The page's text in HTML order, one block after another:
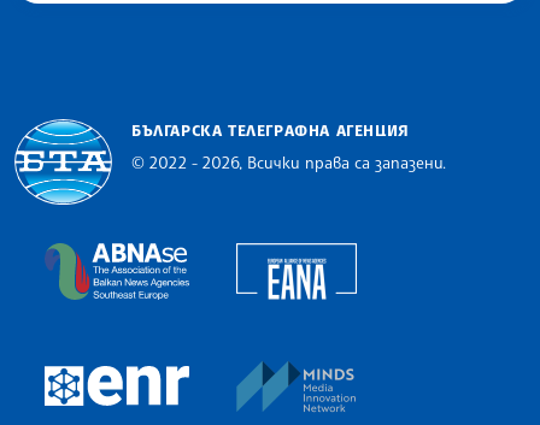
БЪЛГАРСКА ТЕЛЕГРАФНА АГЕНЦИЯ
© 2022 - 2026, Всички права са запазени.
The Assocoation of the Balkan News Agencies
European Newsroom